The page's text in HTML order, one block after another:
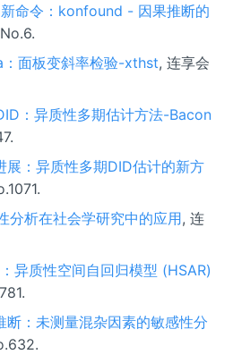
命令：konfound - 因果推断的
面板变斜率检验-xthst, 连享会
：异质性多期估计方法-Bacon
展：异质性多期DID估计的新方
分析在社会学研究中的应用, 连
异质性空间自回归模型 (HSAR)
断：未测量混杂因素的敏感性分